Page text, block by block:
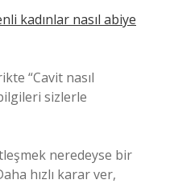
kadınlar nasıl abiye
“Cavit nasıl
sizlerle
neredeyse bir
hızlı karar ver,